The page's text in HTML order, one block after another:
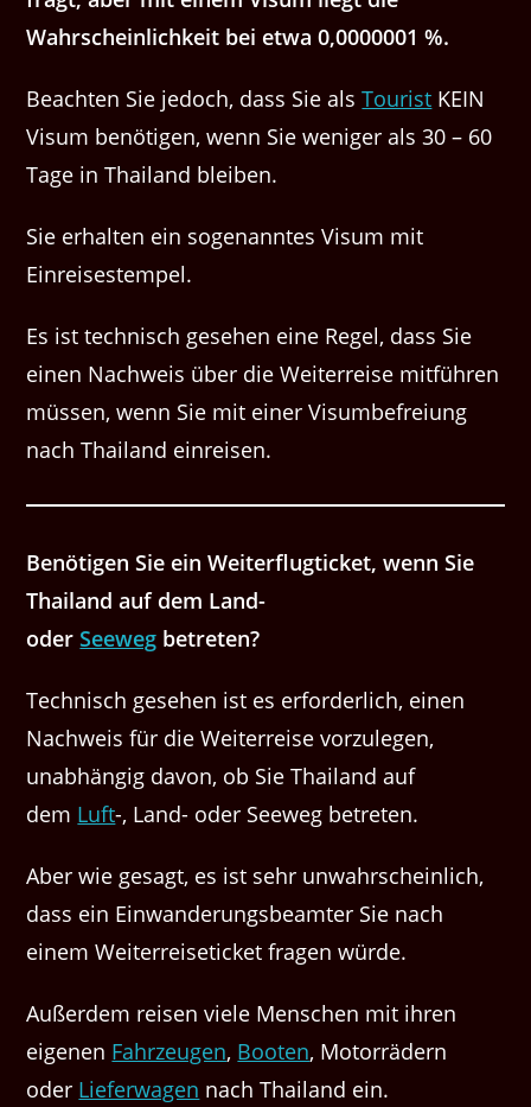
Wahrscheinlichkeit bei etwa 0,0000001 %.
Beachten Sie jedoch, dass Sie alsTourist KEIN
Visum benötigen, wenn Sie weniger als 30 – 60
Tage in Thailand bleiben.
Sie erhalten ein sogenanntes Visum mit
Einreisestempel.
Es ist technisch gesehen eine Regel, dass Sie
einen Nachweis über die Weiterreise mitführen
müssen, wenn Sie mit einer Visumbefreiung
nach Thailand einreisen.
Benötigen Sie ein Weiterflugticket, wenn Sie
Thailand auf dem Land-
oderSeeweg betreten?
Technisch gesehen ist es erforderlich, einen
Nachweis für die Weiterreise vorzulegen,
unabhängig davon, ob Sie Thailand auf
dem Luft-, Land- oder Seeweg betreten.
Aber wie gesagt, es ist sehr unwahrscheinlich,
dass ein Einwanderungsbeamter Sie nach
einem Weiterreiseticket fragen würde.
Außerdem reisen viele Menschen mit ihren
eigenen Fahrzeugen, Booten, Motorrädern
oder Lieferwagen nach Thailand ein.